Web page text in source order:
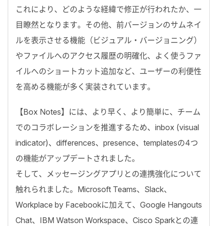
これにより、どのような経緯で修正が行われたか、一
目瞭然となります。その他、前バージョンのサムネイ
ルを表示させる機能（ビジュアル・バージョニング）
やファイルへのアクセス履歴の明確化、よく使うファ
イルへのショートカット追加など、ユーザーの利便性
を高める機能が多く実装されています。
【Box Notes】には、より早く、より簡単に、チーム
でのコラボレーションを推進するため、inbox (visual
indicator)、differences、presence、templatesの4つ
の機能がアップデートされました。
そして、メッセージングアプリとの連携強化について
触れられました。Microsoft Teams、Slack、
Workplace by Facebookに加えて、Google Hangouts
Chat、IBM Watson Workspace、Cisco Sparkとの連